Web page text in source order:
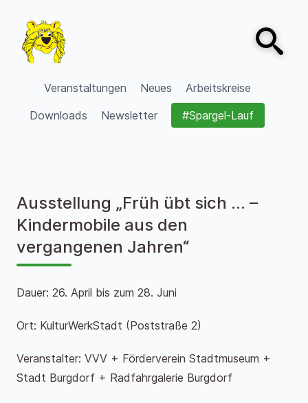
VVV Burgdorf
Veranstaltungen Neues
Arbeitskreise
Downloads
Newsletter #Spargel-Lauf
Open
Ausstellung „Früh übt sich … –
Kindermobile aus den
vergangenen Jahren“
Dauer: 26. April bis zum 28. Juni
Ort: KulturWerkStadt (Poststraße 2)
Veranstalter: VVV + Förderverein Stadtmuseum +
Stadt Burgdorf + Radfahrgalerie Burgdorf